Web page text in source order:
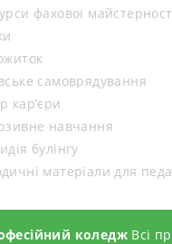
фахової
самоврядування
кар’єри
навчання
булінгу
матеріали для
коледж Всі